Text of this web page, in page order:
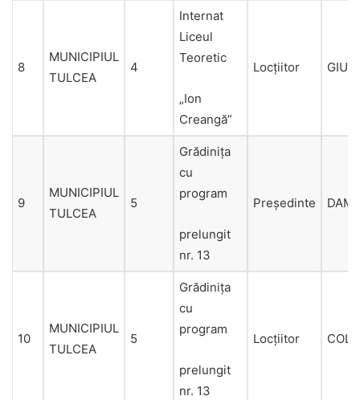
8
MUNICIPIUL
TULCEA
4
Internat
Liceul
Teoretic
„Ion
Creangă”
Locțiitor
9
MUNICIPIUL
TULCEA
5
Grădinița
cu
program
prelungit
nr. 13
Președinte
10
MUNICIPIUL
TULCEA
5
Grădinița
cu
program
prelungit
nr. 13
Locțiitor